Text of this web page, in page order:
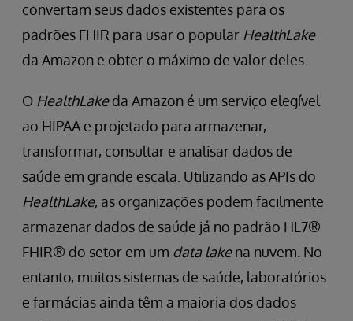
convertam seus dados existentes para os
padrões FHIR para usar o popular HealthLake
da Amazon e obter o máximo de valor deles.
O HealthLakeda Amazon é um serviço elegível
ao HIPAA e projetado para armazenar,
transformar, consultar e analisar dados de
saúde em grande escala. Utilizando as APIs do
HealthLake, as organizações podem facilmente
armazenar dados de saúde já no padrão HL7®
FHIR® do setor em um data lakena nuvem. No
entanto, muitos sistemas de saúde, laboratórios
e farmácias ainda têm a maioria dos dados